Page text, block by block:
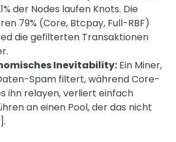
der Nodes laufen Knots. Die
79% (Core, Btcpay, Full-RBF)
die gefilterten Transaktionen
Inevitability: Ein Miner,
Spam filtert, während Core-
ihn relayen, verliert einfach
an einen Pool, der das nicht